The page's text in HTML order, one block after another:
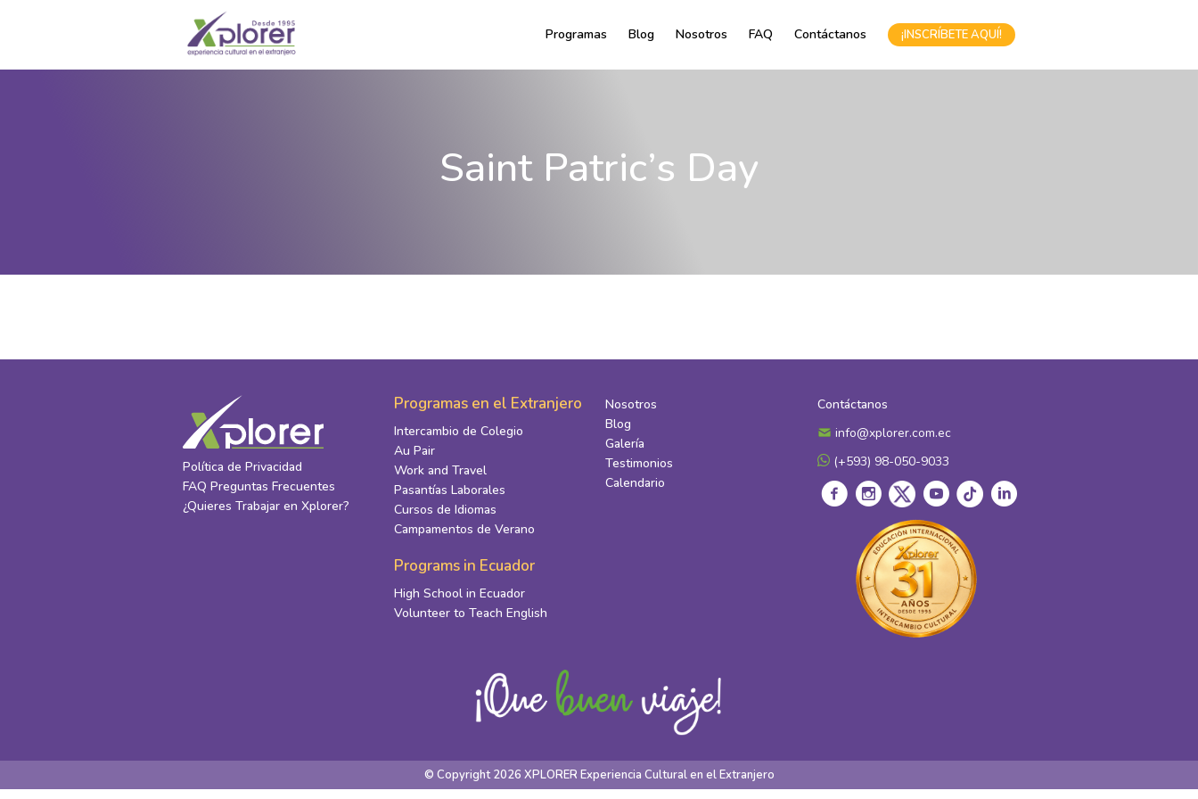
Programas Blog Nosotros FAQ Contáctanos ¡INSCRÍBETE AQUÍ!
Saint Patric’s Day
Política de Privacidad
FAQ Preguntas Frecuentes
¿Quieres Trabajar en Xplorer?
Programas en el Extranjero
Intercambio de Colegio
Au Pair
Work and Travel
Pasantías Laborales
Cursos de Idiomas
Campamentos de Verano
Programs in Ecuador
High School in Ecuador
Volunteer to Teach English
Nosotros
Blog
Galería
Testimonios
Calendario
Contáctanos
info@xplorer.com.ec
(+593) 98-050-9033
© Copyright 2026 XPLORER Experiencia Cultural en el Extranjero